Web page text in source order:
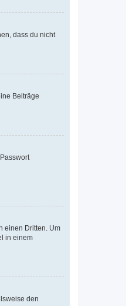
dass du nicht
Beiträge
einen Dritten. Um
in einem
den